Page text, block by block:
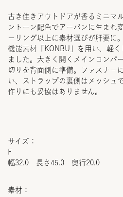
古き佳きアウトドアが香るミニマ
ントーン配色でアーバンに生まれ
ーリング以上に素材選びが肝要に
機能素材「KONBU」を用い、軽
ました。大きく開くメインコンパ
切りを背面側に準備。ファスナー
い、ストラップの裏側はメッシュ
作りにも妥協はありません。
サイズ：
F
幅32.0 長さ45.0 奥行20.0
素材：